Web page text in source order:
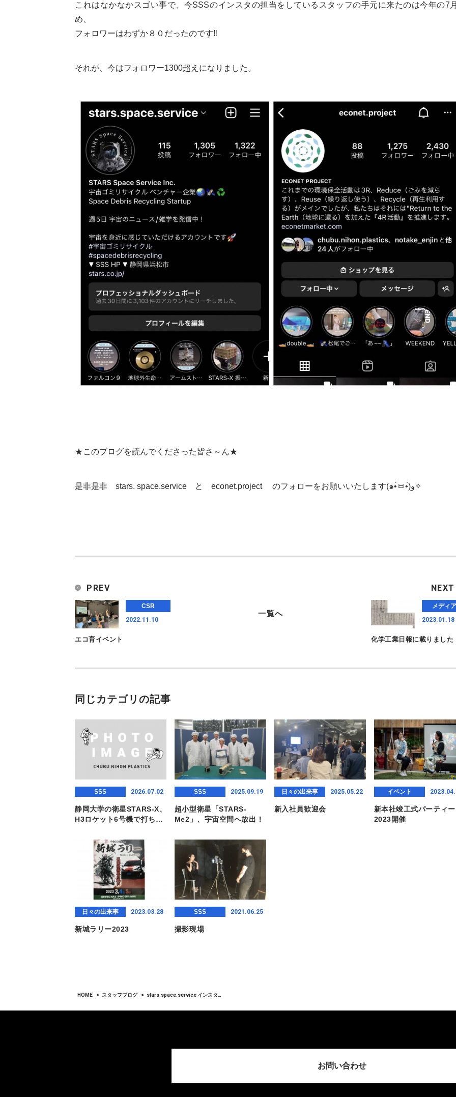
これはなかなかスゴい事で、今SSSのインスタの担当をしているスタッフの手元に来たのは今年の7
め、
フォロワーはわずか８０だったのです‼
それが、今はフォロワー1300超えになりました。
★このブログを読んでくださった皆さ～ん★
是非是非 stars. space.service と econet.project のフォローをお願いいたします(๑•̀ㅂ•́)و✧
PREV
CSR
2022.11.10
エコ育イベント
一覧へ
NEXT
メディア
2023.01.18
化学工業日報に載りました
同じカテゴリの記事
SSS 2026.07.02
静岡大学の衛星STARS-X、
H3ロケット6号機で打ち…
SSS 2025.09.19
超小型衛星「STARS-
Me2」、宇宙空間へ放出！
日々の出来事 2025.05.22
新入社員歓迎会
イベント
新本社竣工式パーティー
2023開催
日々の出来事 2023.03.28
新城ラリー2023
SSS 2021.06.25
撮影現場
HOME スタッフブログ stars.space.service インスタ…
お問い合わせ